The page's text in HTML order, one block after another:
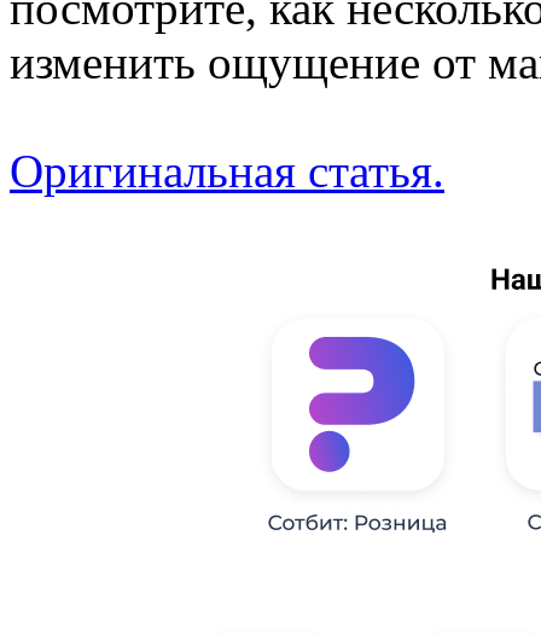
изменить ощущение от
Оригинальная статья.